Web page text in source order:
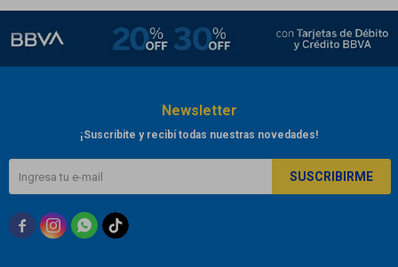
Newsletter
¡Suscribite y recibí todas nuestras novedades!
SUSCRIBIRME
  